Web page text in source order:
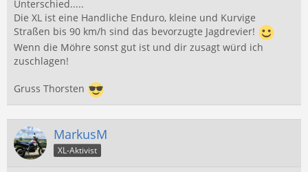
Unterschied.....
Die XL ist eine Handliche Enduro, kleine und Kurvige
Straßen bis 90 km/h sind das bevorzugte Jagdrevier!
Wenn die Möhre sonst gut ist und dir zusagt würd ich
zuschlagen!
Gruss Thorsten
MarkusM
XL-Aktivist